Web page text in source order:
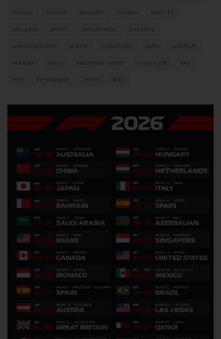
milano monza motoGP nissan orari TV
peugeot pirelli pneumatici porsche
presentazione prezzi qualifiche rally red bull
renault sainz sebastian vettel sicurezza sky
test verstappen vettel WEC